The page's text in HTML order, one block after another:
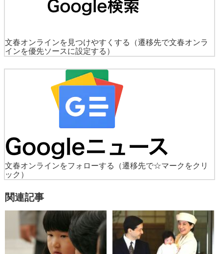
文春オンラインを見つけやすくする
（遷移先で文春オンラ
インを優先ソースに設定する）
文春オンラインをフォローする
（遷移先で☆マークをクリ
ック）
関連記事